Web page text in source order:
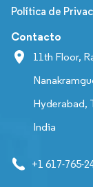
Política de
Contacto
11th Floor,
Hyderabad,
India
+1 617-765-